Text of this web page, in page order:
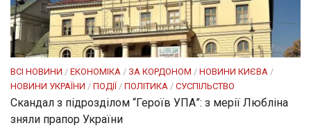
ВСІ НОВИНИ / ЕКОНОМІКА / ЗА КОРДОНОМ / НОВИНИ КИЄВА /
НОВИНИ УКРАЇНИ / ПОДІЇ / ПОЛІТИКА / СУСПІЛЬСТВО
Скандал з підрозділом “Героїв УПА”: з мерії Любліна
зняли прапор України